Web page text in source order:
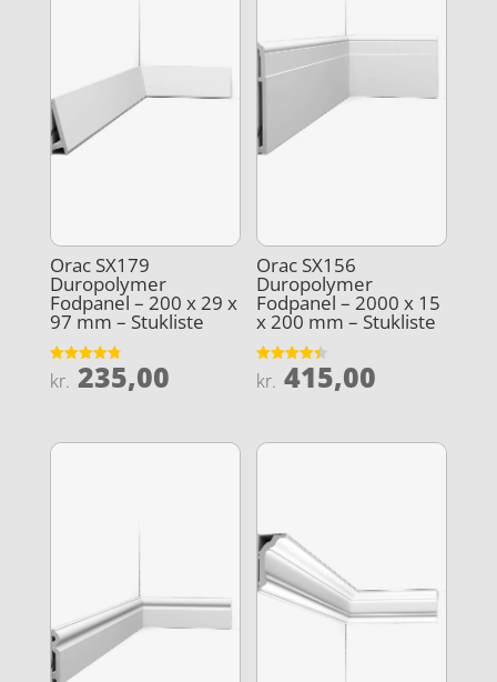
Orac SX179
Duropolymer
Fodpanel – 200 x 29 x
97 mm – Stukliste
Vurderet
4.8
kr. 235,00
Orac SX156
Duropolymer
Fodpanel – 2000 x 15
x 200 mm – Stukliste
Vurderet
4.4
kr. 415,00